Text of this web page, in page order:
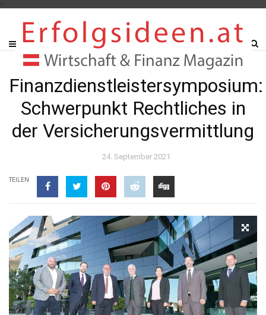
Finanzdienstleistersymposium:
Schwerpunkt Rechtliches in
der Versicherungsvermittlung
24. September 2021
TEILEN